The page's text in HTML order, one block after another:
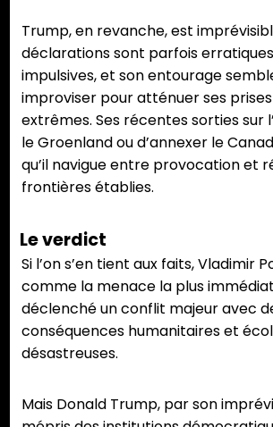
Trump, en revanche, est
déclarations sont parfois
impulsives, et son entourage
improviser pour atténuer ses
extrêmes. Ses récentes sorties sur
le Groenland ou d’annexer le
qu’il navigue entre provocation et
frontières établies.
Le verdict
Si l’on s’en tient aux faits, Vladimir
comme la menace la plus
déclenché un conflit majeur avec
conséquences humanitaires et
désastreuses.
Mais Donald Trump, par son